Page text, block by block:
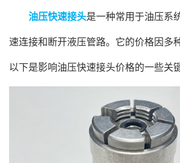
油压快速接头是一种常用于油压系
速连接和断开液压管路。它的价格因多
以下是影响油压快速接头价格的一些关